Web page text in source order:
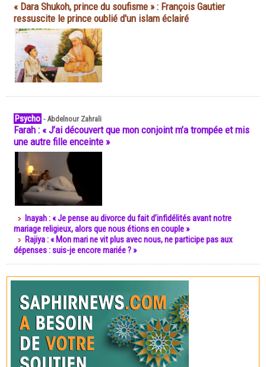
« Dara Shukoh, prince du soufisme » : François Gautier
ressuscite le prince oublié d'un islam éclairé
Psycho -Abdelnour Zahrali
Farah : « J’ai découvert que mon conjoint m’a trompée et mis
une autre fille enceinte »
Inayah : « Je pense au divorce du fait d’infidélités avant notre
mariage religieux, alors que nous étions en couple »
Rajiya : « Mon mari ne vit plus avec nous, ne participe pas aux
dépenses : suis-je encore mariée ? »